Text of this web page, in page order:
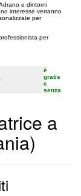
e dintorni
interesse verranno
per
per
è
gratis
e
senza
a